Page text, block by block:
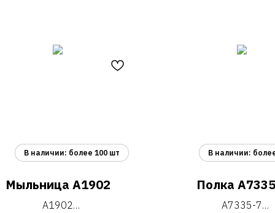
Мыльница A1902
A1902
Полка
A7335-7